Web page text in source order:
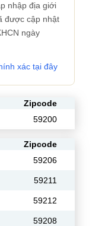
nhập địa giới
được cập nhật
ngày
xác tại đây
Zipcode
59200
Zipcode
59206
59211
59212
59208